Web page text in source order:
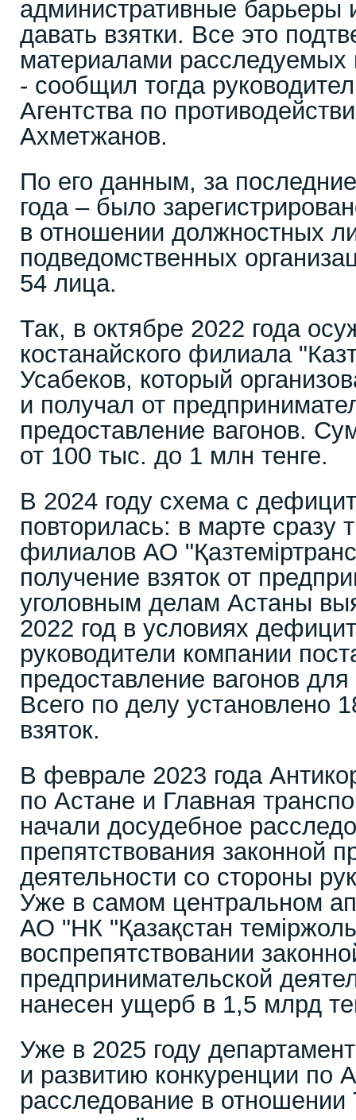
административные барьеры
давать взятки. Все это
материалами расследуемых
- сообщил тогда
Агентства по
Ахметжанов.
По его данным, за
года – было
в отношении должностных
подведомственных
54 лица.
Так, в октябре 2022 года
костанайского филиала
Усабеков, который
и получал от
предоставление вагонов.
от 100 тыс. до 1 млн тенге.
В 2024 году схема с
повторилась: в марте сразу
филиалов АО
получение взяток от
уголовным делам Астаны
2022 год в условиях
руководители компании
предоставление вагонов для
Всего по делу установлено
взяток.
В феврале 2023 года
по Астане и Главная
начали досудебное
препятствования законной
деятельности со стороны
Уже в самом центральном
АО "НК "Қазақстан
воспрепятствовании
предпринимательской
нанесен ущерб в 1,5 млрд
Уже в 2025 году
и развитию конкуренции по
расследование в